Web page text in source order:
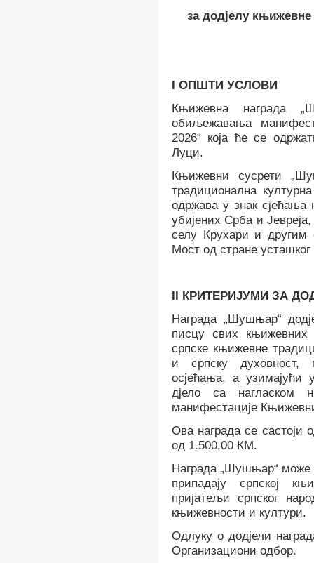
за додјелу књижевнe
I ОПШТИ УСЛОВИ
Књижевнa наградa
обиљежавања
2026“ која ће се
Луци.
Књижевни сусрети
традиционална
одржава у знак
убијених Срба и
селу Крухари и другим
Мост од стране
II КРИТЕРИЈУМИ ЗА
Награда „Шушњар“
писцу свих
српске књижевне
и српску духовност,
осјећања, а узимајући
дјело са нагласком
манифестације
Ова награда се састоји
од 1.500,00 КМ.
Награда „Шушњар“ може
припадају српској
пријатељи српског
књижевности и култури.
Одлуку о додјели
Организациони одбор.